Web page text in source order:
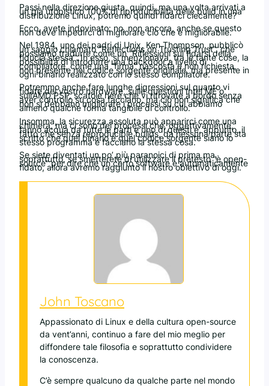
Passi nella direzione giusta, quindi, ma una volta arrivati a
un già utopistico 100% di riproducibilità delle build in una
distribuzione Linux, potremo quindi fidarci ciecamente?
Ecco, avete indovinato: no, non ancora, anche se questo
non deve impedirci di migliorare ciò che è migliorabile.
Nel 1984, uno dei padri di Unix, Ken Thompson, pubblicò
un saggio chiamato “Reflections on Trusting Trust”, che
possiamo tradurre come un “Riflessioni sul fidarsi della
fiducia stessa”. In esso, si menzionava, tra le tante cose, la
possibilità di introdurre una backdoor a livello di
compilatore, come una “firma” nascosta e non richiesta,
non presente nel codice sorgente originale, ma presente in
ogni binario realizzato con lo stesso compilatore.
Potremmo anche fare lunghe digressioni sul quanto vi
fidate del vostro hardware, sulle questioni Intel ME o
sull’AMD PSP, scatole nere che vi ritrovate a bordo senza
aver controllo su cosa facciano, ma ciò non significa che
non si debbano migliorare i processi su cui abbiamo
almeno qualche forma tangibile di controllo.
Insomma, la sicurezza assoluta può apparirci come una
chimera, ma ci sono dei processi che, oggettivamente,
fanno acqua da tutte le parti e uno di questi è, appunto, il
fatto che senza reproducible builds, da nessuna parte sta
scritto che quel binario e quel codice sorgente siano lo
stesso programma e facciano la stessa cosa.
Se siete diventati un po’ più paranoici di prima ma,
soprattutto, se smetterete di utilizzare il pretesto “è open-
source” per dire che un certo software è automaticamente
fidato, allora avremo raggiunto il nostro obiettivo di oggi.
John Toscano
Appassionato di Linux e della cultura open-source
da vent’anni, continuo a fare del mio meglio per
diffondere tale filosofia e soprattutto condividere
la conoscenza.
C’è sempre qualcuno da qualche parte nel mondo